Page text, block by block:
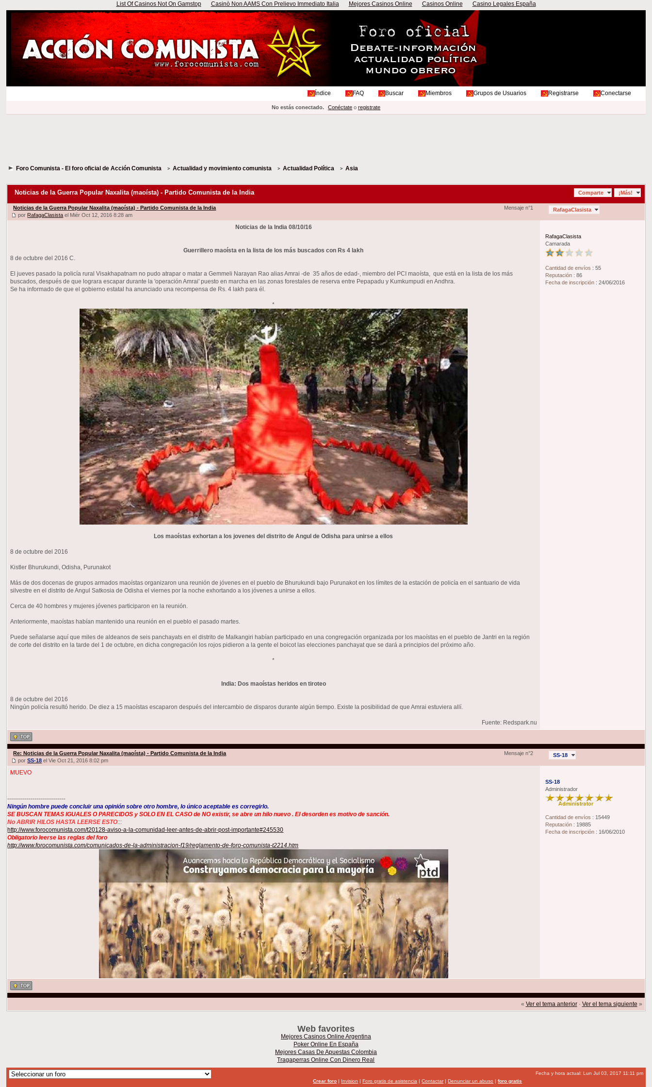
List Of Casinos Not On Gamstop Casinò Non AAMS Con Prelievo Immediato Italia Mejores Casinos Online Casinos Online Casino Legales España
Índice FAQ Buscar Miembros Grupos de Usuarios Registrarse Conectarse
No estás conectado. Conéctate oregistrate
Foro Comunista - El foro oficial de Acción Comunista Actualidad y movimiento comunista Actualidad Política Asia
Noticias de la Guerra Popular Naxalita (maoísta) - Partido Comunista de la India Comparte ¡Más!
RafagaClasista
RafagaClasista
Camarada
Cantidad de envíos : 55
Reputación: 86
Fecha de inscripción: 24/06/2016
Mensaje n°1
Noticias de la Guerra Popular Naxalita (maoísta) - Partido Comunista de la India
por RafagaClasista el Miér Oct 12, 2016 8:28 am
Noticias de la India 08/10/16
Guerrillero maoísta en la lista de los más buscados con Rs 4 lakh
8 de octubre del 2016 C.
El jueves pasado la policía rural Visakhapatnam no pudo atrapar o matar a Gemmeli Narayan Rao alias Amrai -de 35 años de edad-, miembro del PCI maoísta, que está en la lista de los más
buscados, después de que lograra escapar durante la 'operación Amrai' puesto en marcha en las zonas forestales de reserva entre Pepapadu y Kumkumpudi en Andhra.
Se ha informado de que el gobierno estatal ha anunciado una recompensa de Rs. 4 lakh para él.
*
Los maoístas exhortan a los jovenes del distrito de Angul de Odisha para unirse a ellos
8 de octubre del 2016
Kistler Bhurukundi, Odisha, Purunakot
Más de dos docenas de grupos armados maoístas organizaron una reunión de jóvenes en el pueblo de Bhurukundi bajo Purunakot en los límites de la estación de policía en el santuario de vida
silvestre en el distrito de Angul Satkosia de Odisha el viernes por la noche exhortando a los jóvenes a unirse a ellos.
Cerca de 40 hombres y mujeres jóvenes participaron en la reunión.
Anteriormente, maoístas habían mantenido una reunión en el pueblo el pasado martes.
Puede señalarse aquí que miles de aldeanos de seis panchayats en el distrito de Malkangiri habían participado en una congregación organizada por los maoístas en el pueblo de Jantri en la región
de corte del distrito en la tarde del 1 de octubre, en dicha congregación los rojos pidieron a la gente el boicot las elecciones panchayat que se dará a principios del próximo año.
*
India: Dos maoístas heridos en tiroteo
8 de octubre del 2016
Ningún policía resultó herido. De diez a 15 maoístas escaparon después del intercambio de disparos durante algún tiempo. Existe la posibilidad de que Amrai estuviera allí.
Fuente: Redspark.nu
SS-18
SS-18
Administrador
Cantidad de envíos : 15449
Reputación: 19885
Fecha de inscripción: 16/06/2010
Mensaje n°2
Re: Noticias de la Guerra Popular Naxalita (maoísta) - Partido Comunista de la India
porSS-18 el Vie Oct 21, 2016 8:02 pm
MUEVO
------------------------------
Ningún hombre puede concluir una opinión sobre otro hombre, lo único aceptable es corregirlo.
SE BUSCAN TEMAS IGUALES O PARECIDOS y SOLO EN EL CASO de NO existir, se abre un hilo nuevo . El desorden es motivo de sanción.
No ABRIR HILOS HASTA LEERSE ESTO:::
http://www.forocomunista.com/t20128-aviso-a-la-comunidad-leer-antes-de-abrir-post-importante#245530
Obligatorio leerse las reglas del foro
http://www.forocomunista.com/comunicados-de-la-administracion-f19/reglamento-de-foro-comunista-t2214.htm
« Ver el tema anterior· Ver el tema siguiente »
Web favorites
Mejores Casinos Online Argentina
Poker Online En España
Mejores Casas De Apuestas Colombia
Tragaperras Online Con Dinero Real
Fecha y hora actual: Lun Jul 03, 2017 11:11 pm
Crear foro
Invision Foro gratis de asistencia |Contactar| Denunciar un abuso |foro gratis